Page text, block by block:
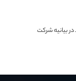
دربیانیه شرکت